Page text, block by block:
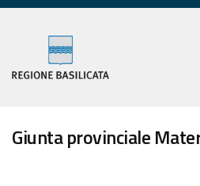
Giunta provinciale